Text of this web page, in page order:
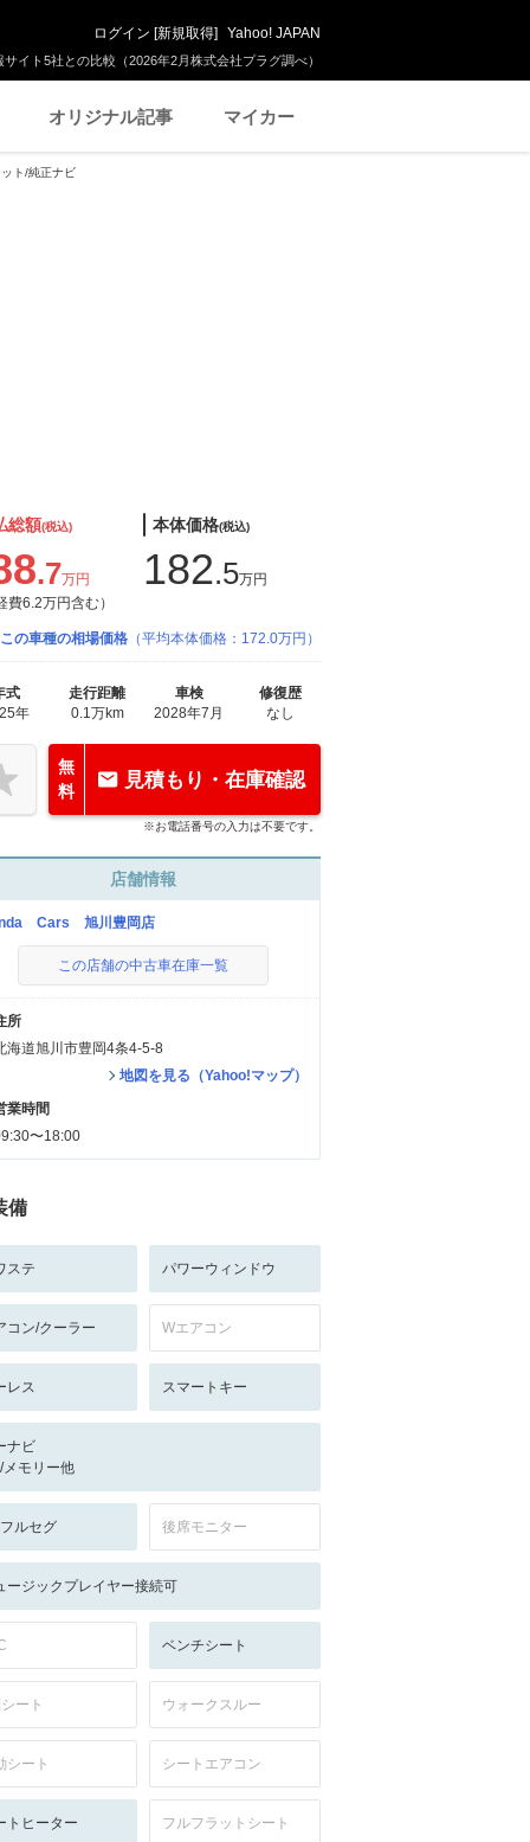
イト5社との比較（2026年2月株式会社プラグ調べ）
ログイン [新規取得] Yahoo! JAPAN
オリジナル記事 マイカー
ト/純正ナビ
総額(税込)
.7万円
費6.2万円含む）
本体価格(税込)
182.5万円
この車種の相場価格 （平均本体価格：172.0万円）
式
年
走行距離
0.1万km
車検
2028年7月
修復歴
なし
無
料
見積もり・在庫確認
※お電話番号の入力は不要です。
店舗情報
Cars 旭川豊岡店
この店舗の中古車在庫一覧
所
海道旭川市豊岡4条4-5-8
地図を見る（Yahoo!マップ）
業時間
〜18:00
備
ステ パワーウィンドウ
コン/クーラー Wエアコン
レス スマートキー
ナビ
メモリー他
ルセグ 後席モニター
ージックプレイヤー接続可
ベンチシート
ート ウォークスルー
シート シートエアコン
トヒーター フルフラットシート